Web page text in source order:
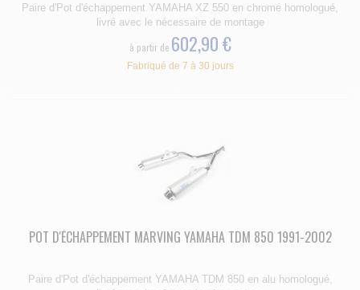
Paire d'Pot d'échappement YAMAHA XZ 550 en chromé homologué,
livré avec le nécessaire de montage
à partir de 602,90 €
Fabriqué de 7 à 30 jours
POT D'ÉCHAPPEMENT MARVING YAMAHA TDM 850 1991-2002
Paire d'Pot d'échappement YAMAHA TDM 850 en alu homologué,